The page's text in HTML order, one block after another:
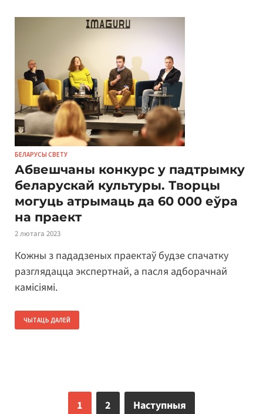
БЕЛАРУСЫ СВЕТУ
Абвешчаны конкурс у падтрымку
беларускай культуры. Творцы
могуць атрымаць да 60 000 еўра
на праект
2 лютага 2023
Кожны з пададзеных праектаў будзе спачатку
разглядацца экспертнай, а пасля адборачнай
камісіямі.
ЧЫТАЦЬ ДАЛЕЙ
1 2 Наступныя